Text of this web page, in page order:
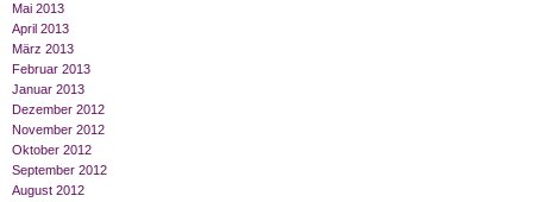
Mai 2013
April 2013
März 2013
Februar 2013
Januar 2013
Dezember 2012
November 2012
Oktober 2012
September 2012
August 2012